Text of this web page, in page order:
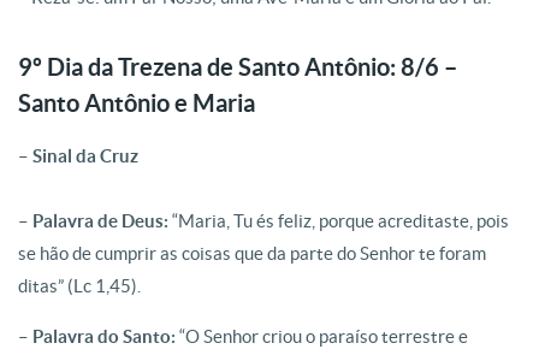
9º Dia da Trezena de Santo Antônio: 8/6 –
Santo Antônio e Maria
– Sinal da Cruz
– Palavra de Deus: “Maria, Tu és feliz, porque acreditaste, pois
se hão de cumprir as coisas que da parte do Senhor te foram
ditas” (Lc 1,45).
– Palavra do Santo: “O Senhor criou o paraíso terrestre e